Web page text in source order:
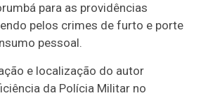
para as providências
pelos crimes de furto e porte
pessoal.
e localização do autor
da Polícia Militar no